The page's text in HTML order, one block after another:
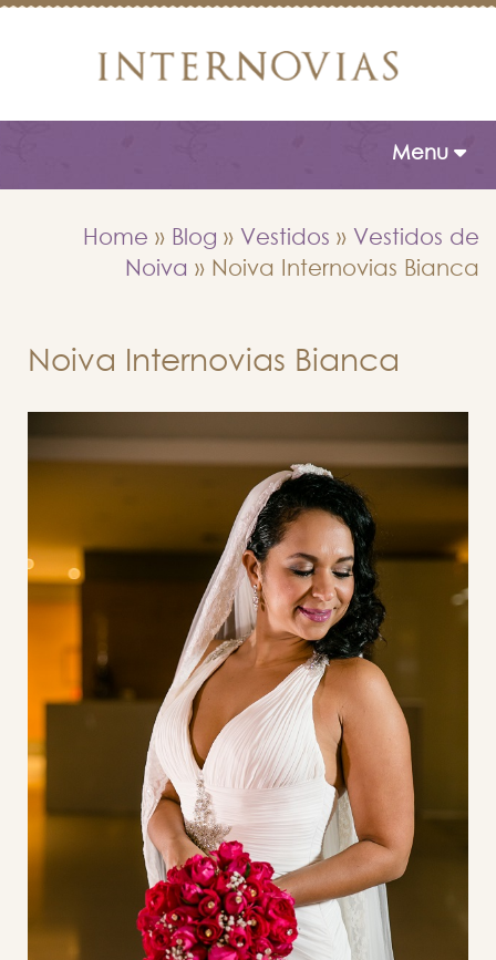
Toggle
Menu
Home » Blog » Vestidos » Vestidos de
Noiva » Noiva Internovias Bianca
Noiva Internovias Bianca